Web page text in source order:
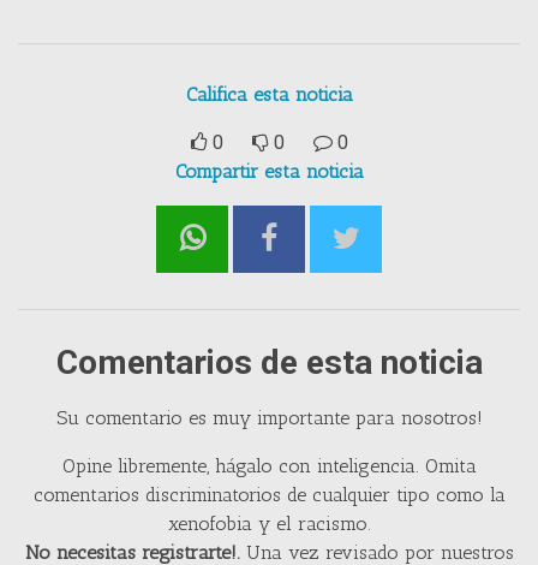
Califica esta noticia
0 0
0
Compartir esta noticia
Comentarios de esta noticia
Su comentario es muy importante para nosotros!
Opine libremente, hágalo con inteligencia. Omita
comentarios discriminatorios de cualquier tipo como la
xenofobia y el racismo.
No necesitas registrarte!.Una vez revisado por nuestros